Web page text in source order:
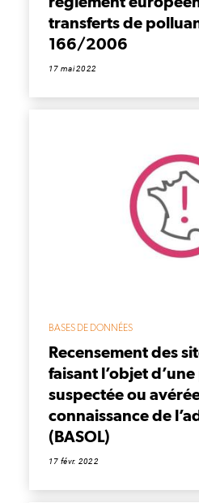
transferts de
166/2006
17 mai 2022
BASES DE DONNÉES
Recensement des
faisant l’objet
suspectée ou
connaissance de
(BASOL)
17 févr. 2022